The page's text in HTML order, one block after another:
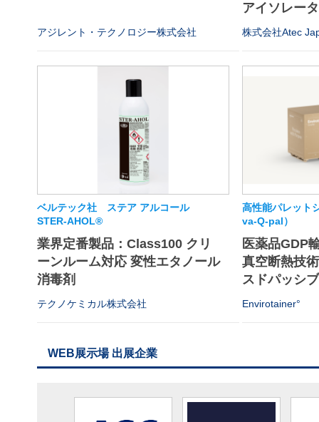
アジレント・テクノロジー株式会社
アイソレー
株式会社Atec
ベルテック社 ステア アルコール
STER-AHOL®
業界定番製品：Class100 クリ
ーンルーム対応 変性エタノール
消毒剤
テクノケミカル株式会社
高性能パレッ
va-Q-pal）
医薬品GDP
真空断熱技
スドパッシ
Envirotainer°
WEB展示場 出展企業